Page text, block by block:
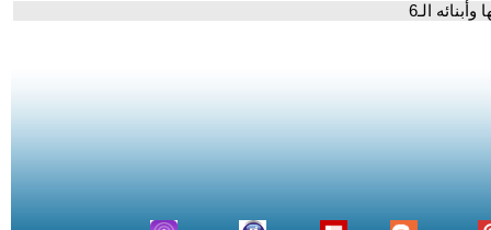
الـ6